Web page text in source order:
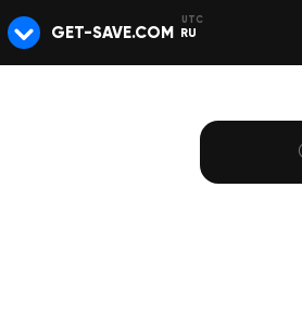
GET-SAVE.COM RU